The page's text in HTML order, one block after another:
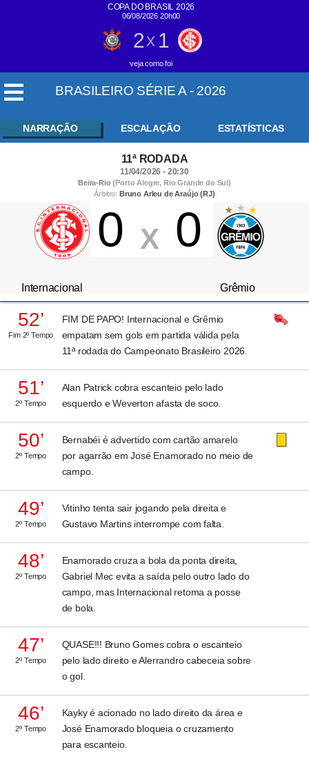
COPA DO BRASIL 2026
06/08/2026 20h00
2x 1
veja como foi
BRASILEIRO SÉRIE A - 2026
NARRAÇÃO ESCALAÇÃO ESTATÍSTICAS
11ª RODADA
11/04/2026 - 20:30
Beira-Rio(Porto Alegre, Rio Grande do Sul)
Árbitro: Bruno Arleu de Araújo (RJ)
Internacional
0 X 0
Grêmio
52’
Fim 2º Tempo
FIM DE PAPO! Internacional e Grêmio
empatam sem gols em partida válida pela
11ª rodada do Campeonato Brasileiro 2026.
51’
2º Tempo
Alan Patrick cobra escanteio pelo lado
esquerdo e Weverton afasta de soco.
50’
2º Tempo
Bernabéi é advertido com cartão amarelo
por agarrão em José Enamorado no meio de
campo.
49’
2º Tempo
Vitinho tenta sair jogando pela direita e
Gustavo Martins interrompe com falta.
48’
2º Tempo
Enamorado cruza a bola da ponta direita,
Gabriel Mec evita a saída pelo outro lado do
campo, mas Internacional retoma a posse
de bola.
47’
2º Tempo
QUASE!!! Bruno Gomes cobra o escanteio
pelo lado direito e Alerrandro cabeceia sobre
o gol.
46’
2º Tempo
Kayky é acionado no lado direito da área e
José Enamorado bloqueia o cruzamento
para escanteio.